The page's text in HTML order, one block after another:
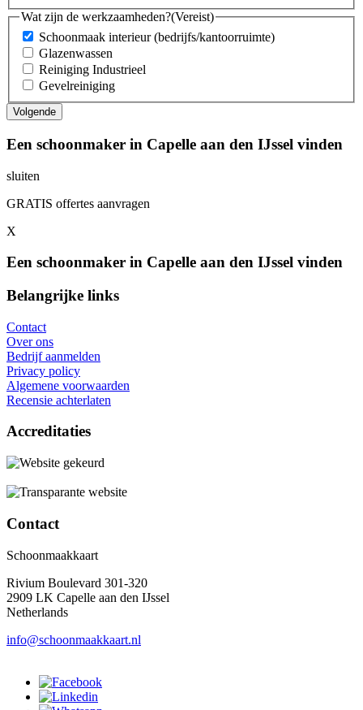
Wat zijn de werkzaamheden?(Vereist)
Schoonmaak interieur (bedrijfs/kantoorruimte)
Glazenwassen
Reiniging Industrieel
Gevelreiniging
Een schoonmaker in Capelle aan den IJssel vinden
sluiten
GRATIS offertes aanvragen
X
Een schoonmaker in Capelle aan den IJssel vinden
Belangrijke links
Contact
Over ons
Bedrijf aanmelden
Privacy policy
Algemene voorwaarden
Recensie achterlaten
Accreditaties
Contact
Schoonmaakkaart
Rivium Boulevard 301-320
2909 LK Capelle aan den IJssel
Netherlands
info@schoonmaakkaart.nl